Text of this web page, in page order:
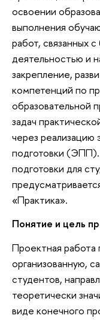
освоении
выполнения
работ, связанных
деятельностью и
закрепление,
компетенций по
образовательной
задач
через реализацию
подготовки (ЭПП).
подготовки для
«Практика».
Понятие и цель
Проектная работа
организованную,
студентов,
теоретически
виде конечного